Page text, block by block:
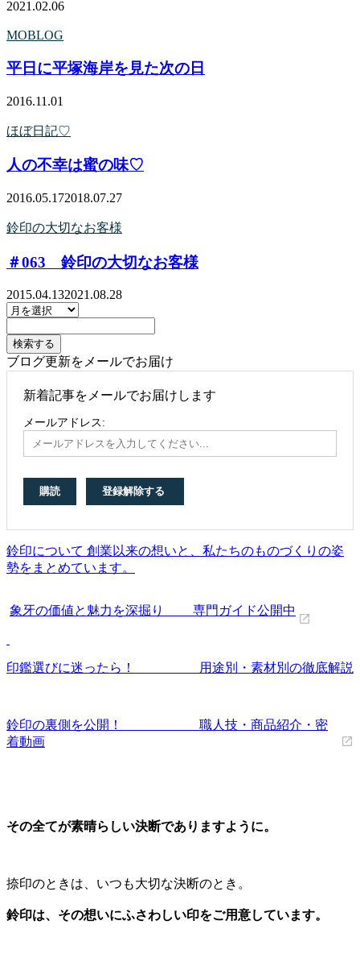
2021.02.06
MOBLOG
平日に平塚海岸を見た次の日
2016.11.01
ほぼ日記♡
人の不幸は蜜の味♡
2016.05.172018.07.27
鈴印の大切なお客様
＃063 鈴印の大切なお客様
2015.04.132021.08.28
ブログ更新をメールでお届け
新着記事をメールでお届けします
メールアドレス:
鈴印について 創業以来の想いと、私たちのものづくりの姿
勢をまとめています。
象牙の価値と魅力を深掘り 専門ガイド公開中
印鑑選びに迷ったら！ 用途別・素材別の徹底解説
鈴印の裏側を公開！ 職人技・商品紹介・密
着動画
その全てが素晴らしい決断でありますように。
捺印のときは、いつも大切な決断のとき。
鈴印は、その想いにふさわしい印をご用意しています。